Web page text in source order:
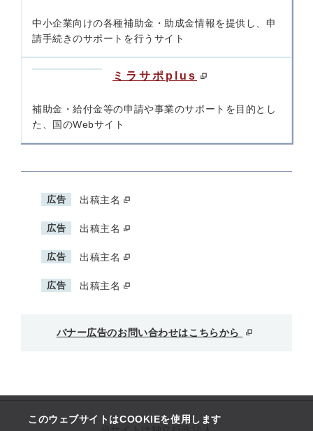
このウェブサイトはCOOKIEを使用します
中小企業向けの各種補助金・助成金情報を提供し、申
請手続きのサポートを行うサイト
ミラサポplus
補助金・給付金等の申請や事業のサポートを目的とし
た、国のWebサイト
広告 出稿主名
広告 出稿主名
広告 出稿主名
広告 出稿主名
バナー広告のお問い合わせはこちらから